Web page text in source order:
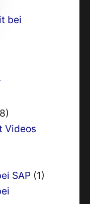
bei
Videos
SAP(1)